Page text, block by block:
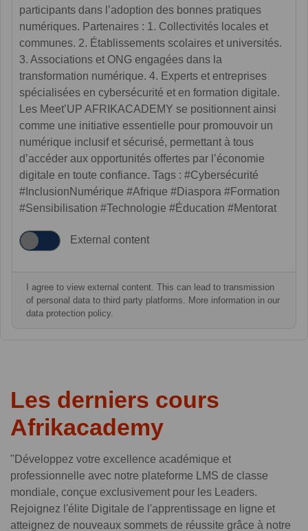
participants dans l’adoption des bonnes pratiques
numériques. Partenaires : 1. Collectivités locales et
communes. 2. Établissements scolaires et universités.
3. Associations et ONG engagées dans la
transformation numérique. 4. Experts et entreprises
spécialisées en cybersécurité et en formation digitale.
Les Meet’UP AFRIKACADEMY se positionnent ainsi
comme une initiative essentielle pour promouvoir un
numérique inclusif et sécurisé, permettant à tous
d’accéder aux opportunités offertes par l’économie
digitale en toute confiance. Tags : #Cybersécurité
#InclusionNumérique #Afrique #Diaspora #Formation
#Sensibilisation #Technologie #Éducation #Mentorat
External content
I agree to view external content. This can lead to transmission
of personal data to third party platforms. More information in our
data protection policy.
Les derniers cours
Afrikacademy
"Développez votre excellence académique et
professionnelle avec notre plateforme LMS de classe
mondiale, conçue exclusivement pour les Leaders.
Rejoignez l'élite Digitale de l'apprentissage en ligne et
atteignez de nouveaux sommets de réussite grâce à notre